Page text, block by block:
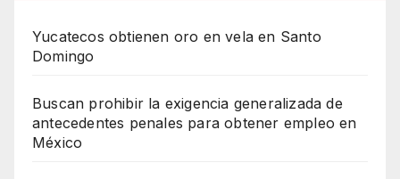
Yucatecos obtienen oro en vela en Santo
Domingo
Buscan prohibir la exigencia generalizada de
antecedentes penales para obtener empleo en
México